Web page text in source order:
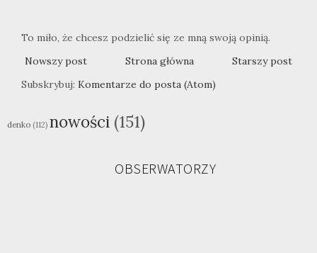
To miło, że chcesz podzielić się ze mną swoją opinią.
Nowszy post
Starszy post
Strona główna
Subskrybuj: Komentarze do posta (Atom)
denko (112) nowości (151)
OBSERWATORZY